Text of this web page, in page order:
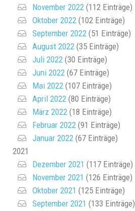
November 2022 (112 Einträge)
Oktober 2022 (102 Einträge)
September 2022 (51 Einträge)
August 2022 (35 Einträge)
Juli 2022 (30 Einträge)
Juni 2022 (67 Einträge)
Mai 2022 (107 Einträge)
April 2022 (80 Einträge)
März 2022 (18 Einträge)
Februar 2022 (91 Einträge)
Januar 2022 (67 Einträge)
2021
Dezember 2021 (117 Einträge)
November 2021 (126 Einträge)
Oktober 2021 (125 Einträge)
September 2021 (133 Einträge)